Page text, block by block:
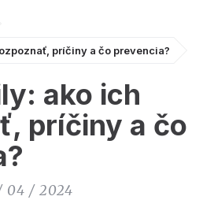
príčiny a čo prevencia?
ako ich
príčiny a čo
04 / 2024